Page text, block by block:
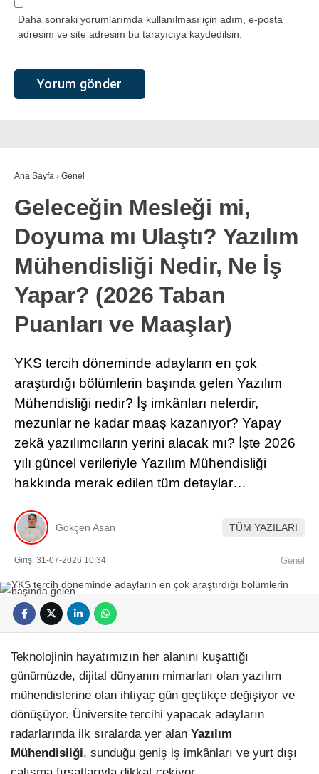
Daha sonraki yorumlarımda kullanılması için adım, e-posta
adresim ve site adresim bu tarayıcıya kaydedilsin.
Ana Sayfa › Genel
Geleceğin Mesleği mi,
Doyuma mı Ulaştı? Yazılım
Mühendisliği Nedir, Ne İş
Yapar? (2026 Taban
Puanları ve Maaşlar)
YKS tercih döneminde adayların en çok
araştırdığı bölümlerin başında gelen Yazılım
Mühendisliği nedir? İş imkânları nelerdir,
mezunlar ne kadar maaş kazanıyor? Yapay
zekâ yazılımcıların yerini alacak mı? İşte 2026
yılı güncel verileriyle Yazılım Mühendisliği
hakkında merak edilen tüm detaylar…
Gökçen Asan TÜM YAZILARI
Giriş: 31-07-2026 10:34 Genel
Teknolojinin hayatımızın her alanını kuşattığı
günümüzde, dijital dünyanın mimarları olan yazılım
mühendislerine olan ihtiyaç gün geçtikçe değişiyor ve
dönüşüyor. Üniversite tercihi yapacak adayların
radarlarında ilk sıralarda yer alan Yazılım
Mühendisliği, sunduğu geniş iş imkânları ve yurt dışı